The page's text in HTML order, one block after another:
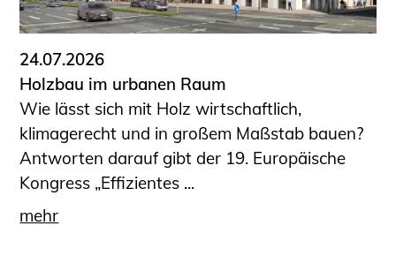
24.07.2026
Holzbau im urbanen Raum
Wie lässt sich mit Holz wirtschaftlich,
klimagerecht und in großem Maßstab bauen?
Antworten darauf gibt der 19. Europäische
Kongress „Effizientes ...
mehr